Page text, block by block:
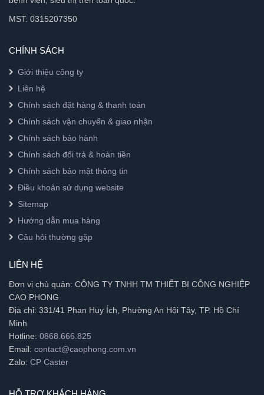
MST: 0315207350
CHÍNH SÁCH
Giới thiệu công ty
Liên hệ
Chính sách đặt hàng & thanh toán
Chính sách vận chuyển & giao nhận
Chính sách bảo hành
Chính sách đổi trả & hoàn tiền
Chính sách bảo mật thông tin
Điều khoản sử dụng website
Sitemap
Hướng dẫn mua hàng
Câu hỏi thường gặp
LIÊN HỆ
Đơn vị chủ quản: CÔNG TY TNHH TM THIẾT BỊ CÔNG NGHIỆP
CAO PHONG
Địa chỉ: 331/41 Phan Huy Ích, Phường An Hội Tây, TP. Hồ Chí
Minh
Hotline: 0868.666.825
Email: contact@caophong.com.vn
Zalo: CP Caster